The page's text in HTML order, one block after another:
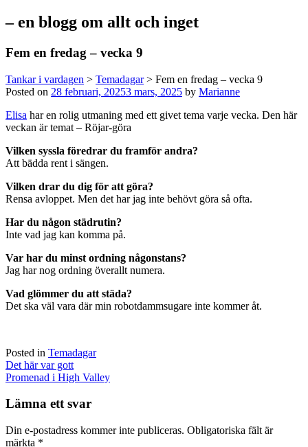
– en blogg om allt och inget
Fem en fredag – vecka 9
Tankar i vardagen > Temadagar> Fem en fredag – vecka 9
Posted on 28 februari, 20253 mars, 2025 by Marianne
Elisa har en rolig utmaning med ett givet tema varje vecka. Den här
veckan är temat – Röjar-göra
Vilken syssla föredrar du framför andra?
Att bädda rent i sängen.
Vilken drar du dig för att göra?
Rensa avloppet. Men det har jag inte behövt göra så ofta.
Har du någon städrutin?
Inte vad jag kan komma på.
Var har du minst ordning någonstans?
Jag har nog ordning överallt numera.
Vad glömmer du att städa?
Det ska väl vara där min robotdammsugare inte kommer åt.
Posted in Temadagar
Post
navigation
Det här var gott
Promenad i High Valley
Lämna ett svar
Din e-postadress kommer inte publiceras. Obligatoriska fält är
märkta *